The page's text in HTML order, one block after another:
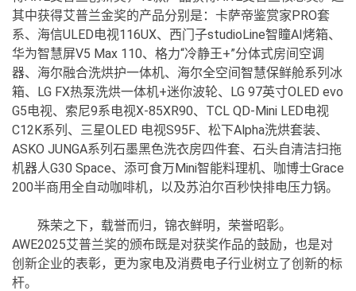
其中获得艾普兰金奖的产品分别是：卡萨帝鉴赏家PRO套
系、海信ULED电视116UX、西门子studioLine智瞳AI烤箱、
华为智慧屏V5 Max 110、格力“冷静王+”分体式房间空调
器、海尔融合洗烘护一体机、海尔全空间智慧保鲜舱系列冰
箱、LG FX热泵洗烘一体机+迷你波轮、LG 97英寸OLED evo
G5电视、索尼9系电视X-85XR90、TCL QD-Mini LED电视
C12K系列、三星OLED 电视S95F、松下Alpha洗烘套装、
ASKO JUNGA系列石墨黑色洗衣房四件套、石头自清洁扫拖
机器人G30 Space、添可食万Mini智能料理机、咖博士Grace
200半商用全自动咖啡机，以及苏泊尔百秒快排电压力锅。
殊荣之下，载誉而归，锦衣鲜明，荣誉昭彰。
AWE2025艾普兰奖的颁布既是对获奖作品的鼓励，也是对
创新企业的表彰，更为家电及消费电子行业树立了创新的标
杆。